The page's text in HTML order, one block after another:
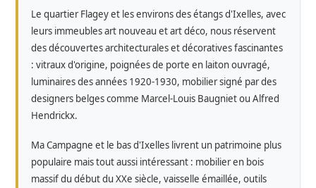
Le quartier Flagey et les environs des étangs d'Ixelles, avec
leurs immeubles art nouveau et art déco, nous réservent
des découvertes architecturales et décoratives fascinantes
: vitraux d'origine, poignées de porte en laiton ouvragé,
luminaires des années 1920-1930, mobilier signé par des
designers belges comme Marcel-Louis Baugniet ou Alfred
Hendrickx.
Ma Campagne et le bas d'Ixelles livrent un patrimoine plus
populaire mais tout aussi intéressant : mobilier en bois
massif du début du XXe siècle, vaisselle émaillée, outils